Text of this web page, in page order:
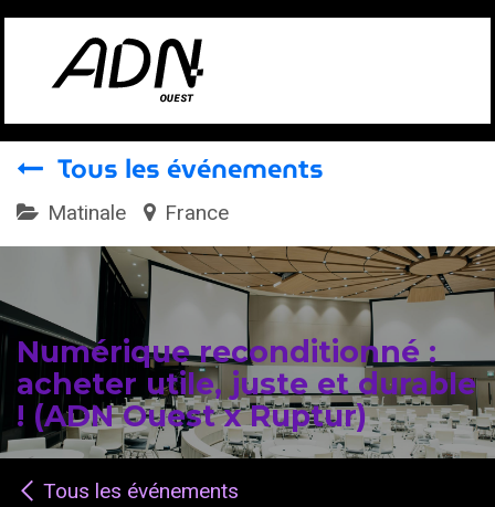
Se rendre au contenu
Tous les événements
Matinale France
Numérique reconditionné :
acheter utile, juste et durable
! (ADN Ouest x Ruptur)
Tous les événements